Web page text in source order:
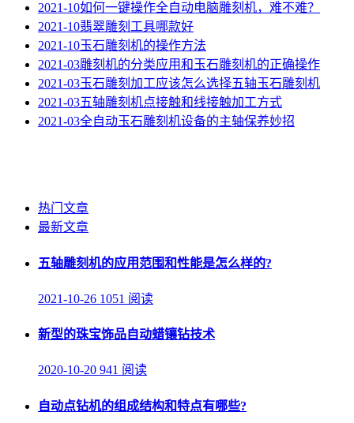
2021-10如何一键操作全自动电脑雕刻机，难不难？
2021-10翡翠雕刻工具哪款好
2021-10玉石雕刻机的操作方法
2021-03雕刻机的分类应用和玉石雕刻机的正确操作
2021-03玉石雕刻加工应该怎么选择五轴玉石雕刻机
2021-03五轴雕刻机点接触和线接触加工方式
2021-03全自动玉石雕刻机设备的主轴保养妙招
热门文章
最新文章
五轴雕刻机的应用范围和性能是怎么样的?
2021-10-26 1051 阅读
新型的珠宝饰品自动蜡镶钻技术
2020-10-20 941 阅读
自动点钻机的组成结构和特点有哪些?